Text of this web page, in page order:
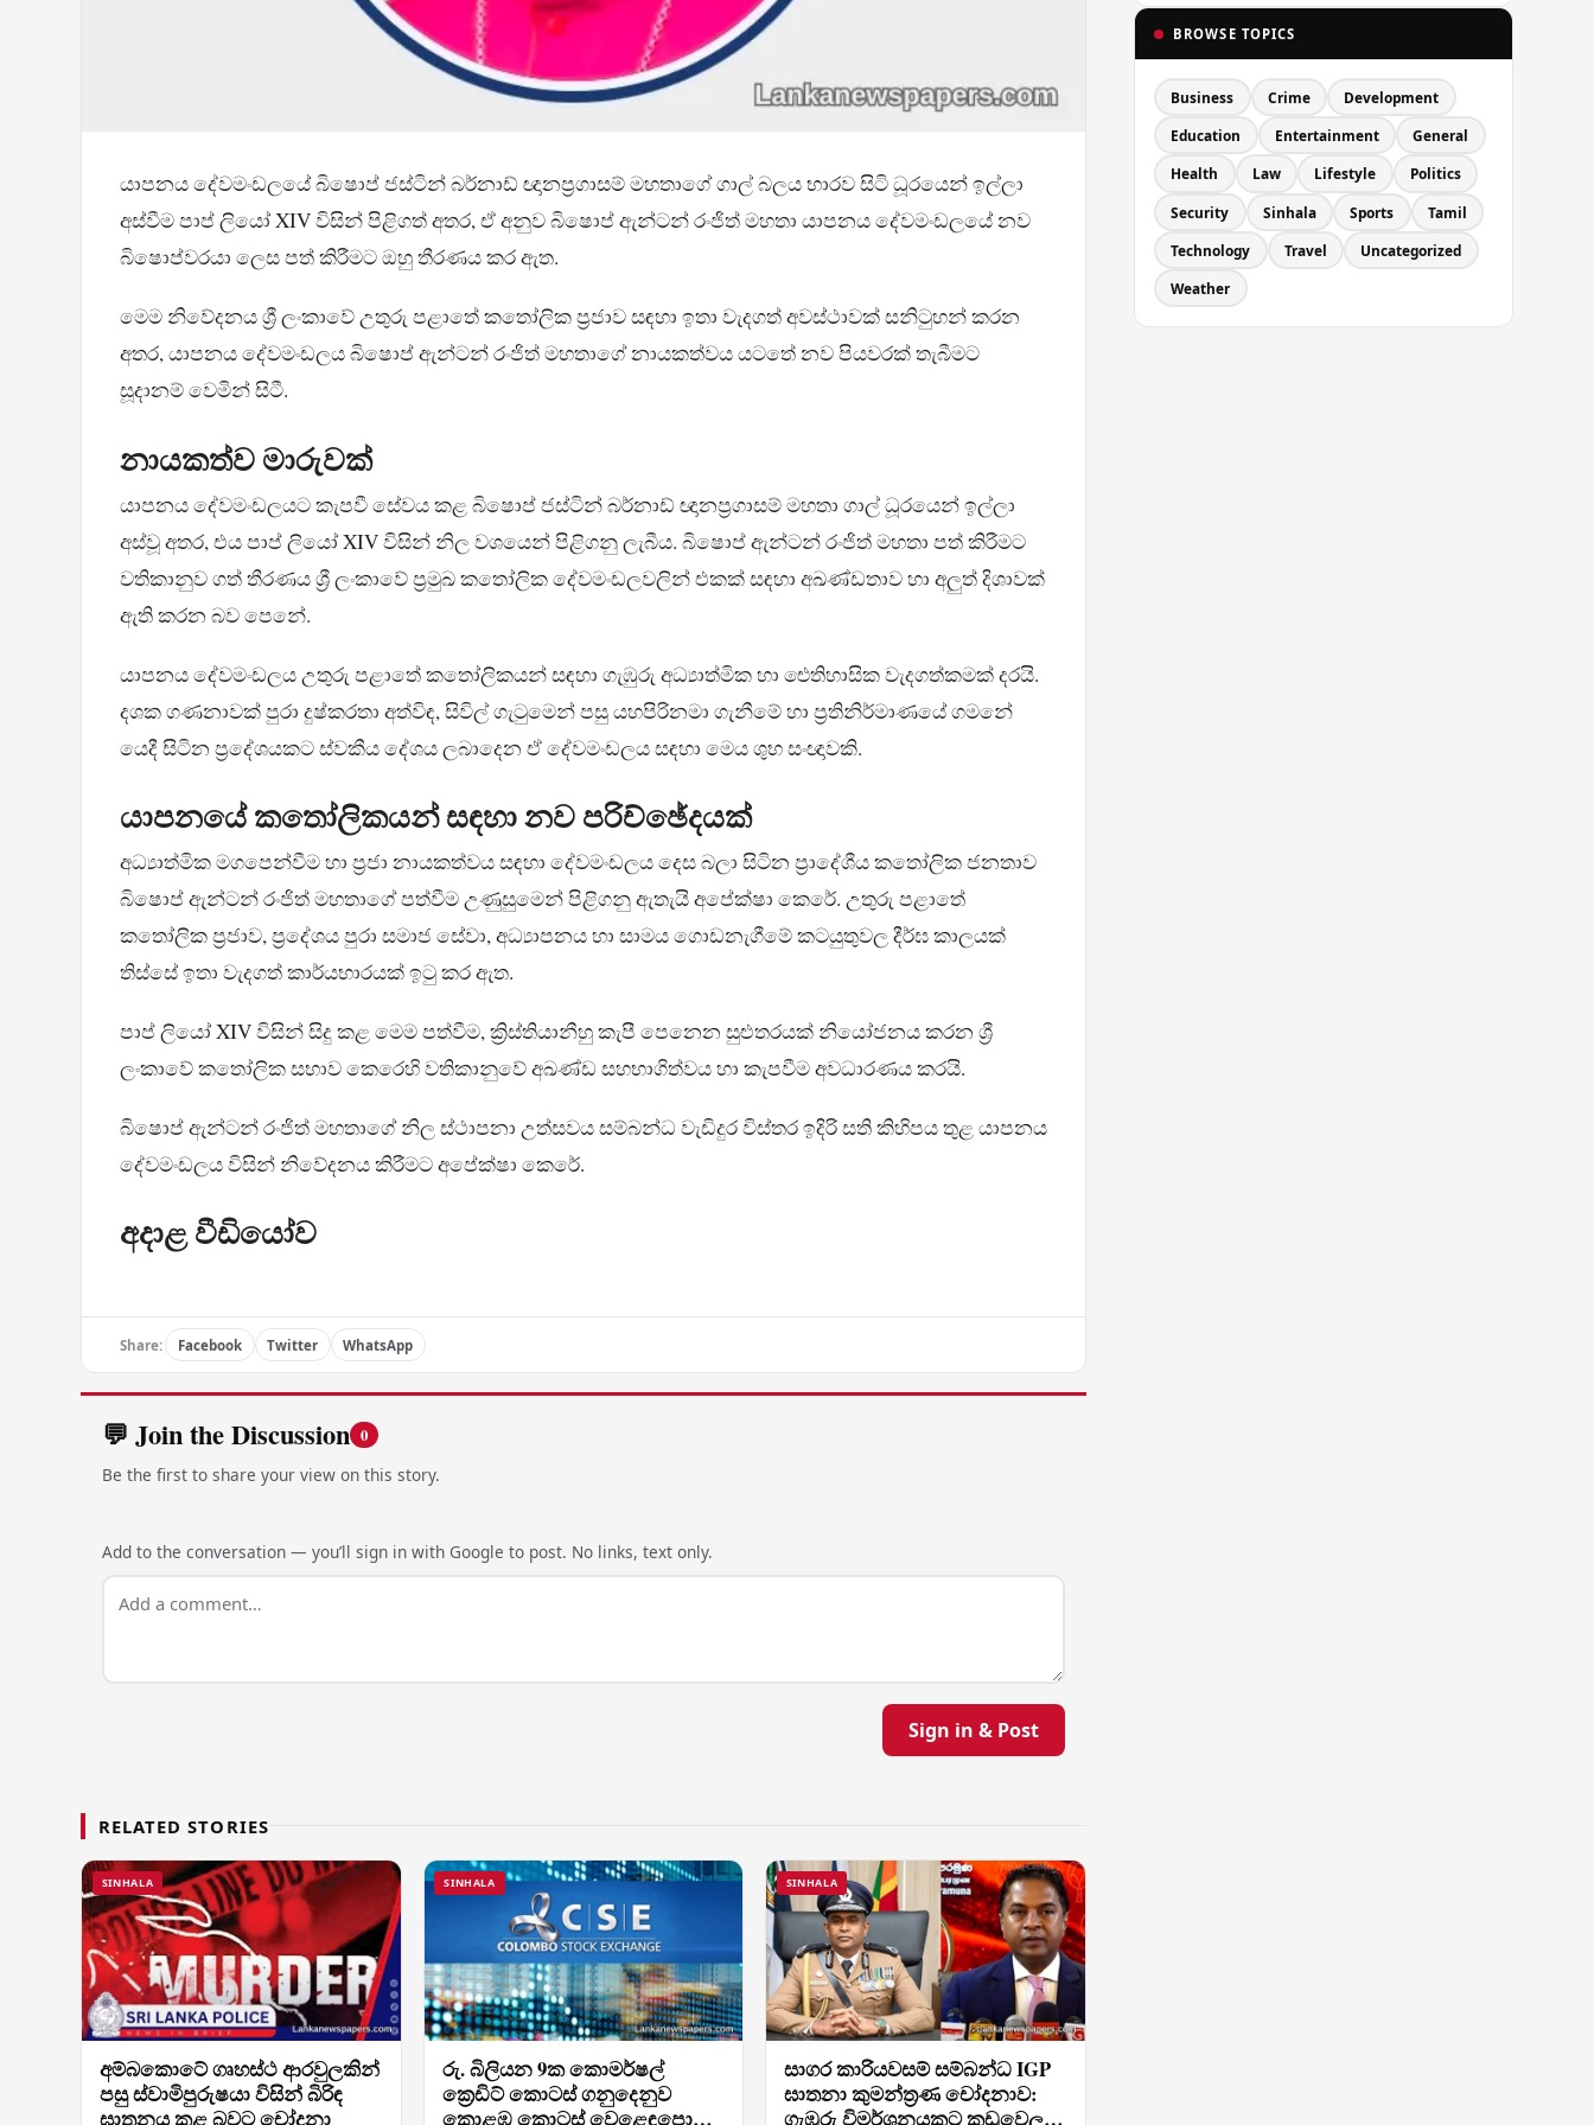
යාපනය දේවමංඩලයේ බිෂොප් ජස්ටින් බර්නාඩ් ඥානප්‍රගාසම් මහතාගේ ගාල් බලය භාරව සිටි ධූරයෙන් ඉල්ලා
අස්වීම පාප් ලියෝ XIV විසින් පිළිගත් අතර, ඒ අනුව බිෂොප් ඇන්ටන් රංජිත් මහතා යාපනය දේවමංඩලයේ නව
බිෂොප්වරයා ලෙස පත් කිරීමට ඔහු තීරණය කර ඇත.
මෙම නිවේදනය ශ්‍රී ලංකාවේ උතුරු පළාතේ කතෝලික ප්‍රජාව සඳහා ඉතා වැදගත් අවස්ථාවක් සනිටුහන් කරන
අතර, යාපනය දේවමංඩලය බිෂොප් ඇන්ටන් රංජිත් මහතාගේ නායකත්වය යටතේ නව පියවරක් තැබීමට
සූදානම් වෙමින් සිටී.
නායකත්ව මාරුවක්
යාපනය දේවමංඩලයට කැපවී සේවය කළ බිෂොප් ජස්ටින් බර්නාඩ් ඥානප්‍රගාසම් මහතා ගාල් ධූරයෙන් ඉල්ලා
අස්වූ අතර, එය පාප් ලියෝ XIV විසින් නිල වශයෙන් පිළිගනු ලැබීය. බිෂොප් ඇන්ටන් රංජිත් මහතා පත් කිරීමට
වතිකානුව ගත් තීරණය ශ්‍රී ලංකාවේ ප්‍රමුඛ කතෝලික දේවමංඩලවලින් එකක් සඳහා අඛණ්ඩතාව හා අලුත් දිශාවක්
ඇති කරන බව පෙනේ.
යාපනය දේවමංඩලය උතුරු පළාතේ කතෝලිකයන් සඳහා ගැඹුරු අධ්‍යාත්මික හා ඓතිහාසික වැදගත්කමක් දරයි.
දශක ගණනාවක් පුරා දුෂ්කරතා අත්විඳ, සිවිල් ගැටුමෙන් පසු යහපිරිනමා ගැනීමේ හා ප්‍රතිනිර්මාණයේ ගමනේ
යෙදී සිටින ප්‍රදේශයකට ස්වකීය දේශය ලබාදෙන ඒ දේවමංඩලය සඳහා මෙය ශුභ සංඥාවකි.
යාපනයේ කතෝලිකයන් සඳහා නව පරිච්ඡේදයක්
අධ්‍යාත්මික මගපෙන්වීම හා ප්‍රජා නායකත්වය සඳහා දේවමංඩලය දෙස බලා සිටින ප්‍රාදේශීය කතෝලික ජනතාව
බිෂොප් ඇන්ටන් රංජිත් මහතාගේ පත්වීම උණුසුමෙන් පිළිගනු ඇතැයි අපේක්ෂා කෙරේ. උතුරු පළාතේ
කතෝලික ප්‍රජාව, ප්‍රදේශය පුරා සමාජ සේවා, අධ්‍යාපනය හා සාමය ගොඩනැගීමේ කටයුතුවල දීර්ඝ කාලයක්
තිස්සේ ඉතා වැදගත් කාර්යභාරයක් ඉටු කර ඇත.
පාප් ලියෝ XIV විසින් සිදු කළ මෙම පත්වීම, ක්‍රිස්තියානීහු කැපී පෙනෙන සුළුතරයක් නියෝජනය කරන ශ්‍රී
ලංකාවේ කතෝලික සභාව කෙරෙහි වතිකානුවේ අඛණ්ඩ සහභාගිත්වය හා කැපවීම අවධාරණය කරයි.
බිෂොප් ඇන්ටන් රංජිත් මහතාගේ නිල ස්ථාපනා උත්සවය සම්බන්ධ වැඩිදුර විස්තර ඉදිරි සති කිහිපය තුළ යාපනය
දේවමංඩලය විසින් නිවේදනය කිරීමට අපේක්ෂා කෙරේ.
අදාළ වීඩියෝව
Share: Facebook Twitter WhatsApp
💬 Join the Discussion 0
Be the first to share your view on this story.
Add to the conversation — you’ll sign in with Google to post. No links, text only.
Sign in & Post
RELATED STORIES
SINHALA
අම්බකොටේ ගෘහස්ථ ආරවුලකින්
පසු ස්වාමිපුරුෂයා විසින් බිරිඳ
ඝාතනය කළ බවට චෝදනා
SINHALA
රු. බිලියන 9ක කොමර්ෂල්
ක්‍රෙඩිට් කොටස් ගනුදෙනුව
කොළඹ කොටස් වෙළෙඳපොළේ
SINHALA
සාගර කාරියවසම් සම්බන්ධ IGP
ඝාතනා කුමන්ත්‍රණ චෝදනාව:
ගැඹුරු විමර්ශනයකට කඩුවෙල
BROWSE TOPICS
Business Crime Development
Education Entertainment General
Health Law Lifestyle Politics
Security Sinhala Sports Tamil
Technology Travel Uncategorized
Weather